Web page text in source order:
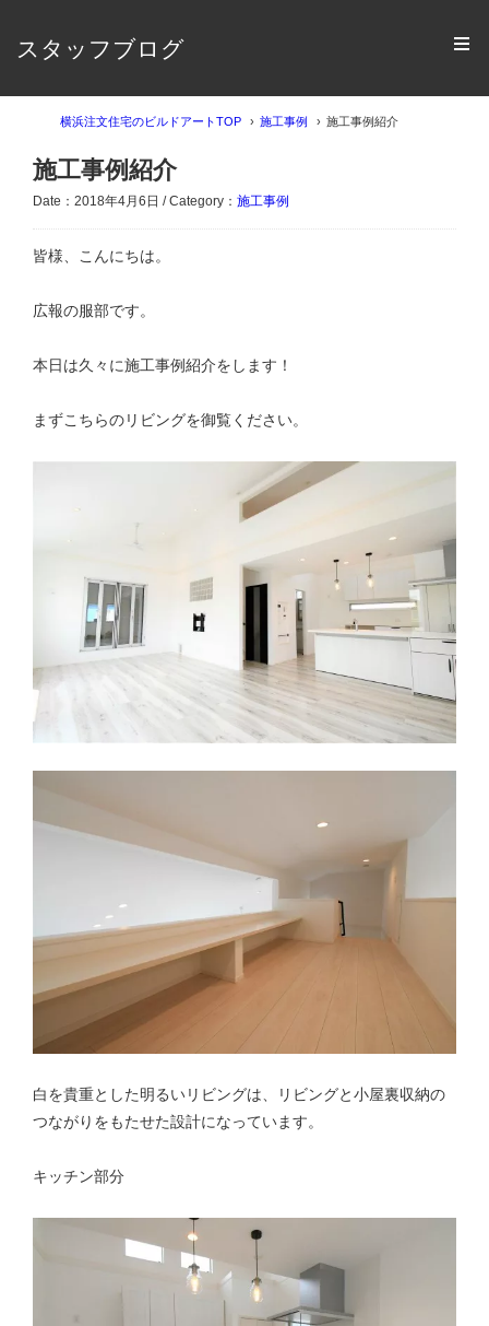
スタッフブログ
横浜注文住宅のビルドアートTOP 施工事例 施工事例紹介
施工事例紹介
Date：2018年4月6日 / Category： 施工事例
皆様、こんにちは。
広報の服部です。
本日は久々に施工事例紹介をします！
まずこちらのリビングを御覧ください。
白を貴重とした明るいリビングは、リビングと小屋裏収納の
つながりをもたせた設計になっています。
キッチン部分